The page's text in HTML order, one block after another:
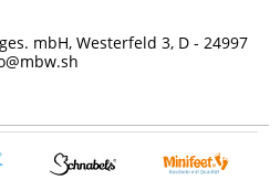
mbH, Westerfeld 3, D - 24997